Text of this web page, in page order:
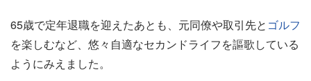
65歳で定年退職を迎えたあとも、元同僚や取引先と ゴルフ
を楽しむなど、悠々自適なセカンドライフを謳歌している
ようにみえました。